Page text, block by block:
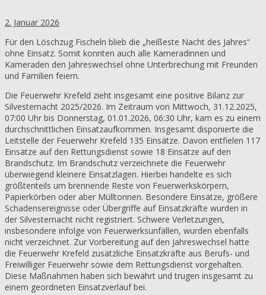
2. Januar 2026
Für den Löschzug Fischeln blieb die „heißeste Nacht des Jahres“
ohne Einsatz. Somit konnten auch alle Kameradinnen und
Kameraden den Jahreswechsel ohne Unterbrechung mit Freunden
und Familien feiern.
Die Feuerwehr Krefeld zieht insgesamt eine positive Bilanz zur
Silvesternacht 2025/2026. Im Zeitraum von Mittwoch, 31.12.2025,
07:00 Uhr bis Donnerstag, 01.01.2026, 06:30 Uhr, kam es zu einem
durchschnittlichen Einsatzaufkommen. Insgesamt disponierte die
Leitstelle der Feuerwehr Krefeld 135 Einsätze. Davon entfielen 117
Einsätze auf den Rettungsdienst sowie 18 Einsätze auf den
Brandschutz. Im Brandschutz verzeichnete die Feuerwehr
überwiegend kleinere Einsatzlagen. Hierbei handelte es sich
größtenteils um brennende Reste von Feuerwerkskörpern,
Papierkörben oder aber Mülltonnen. Besondere Einsätze, größere
Schadensereignisse oder Übergriffe auf Einsatzkräfte wurden in
der Silvesternacht nicht registriert. Schwere Verletzungen,
insbesondere infolge von Feuerwerksunfällen, wurden ebenfalls
nicht verzeichnet. Zur Vorbereitung auf den Jahreswechsel hatte
die Feuerwehr Krefeld zusätzliche Einsatzkräfte aus Berufs- und
Freiwilliger Feuerwehr sowie dem Rettungsdienst vorgehalten.
Diese Maßnahmen haben sich bewährt und trugen insgesamt zu
einem geordneten Einsatzverlauf bei.